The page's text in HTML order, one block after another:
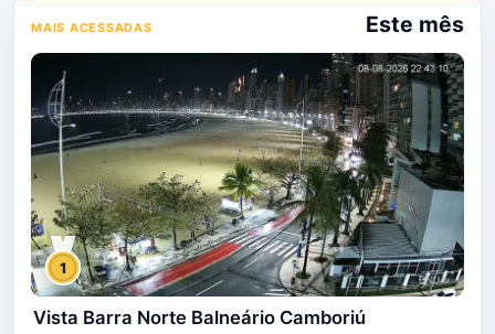
MAIS ACESSADAS Este mês
1
Vista Barra Norte Balneário Camboriú